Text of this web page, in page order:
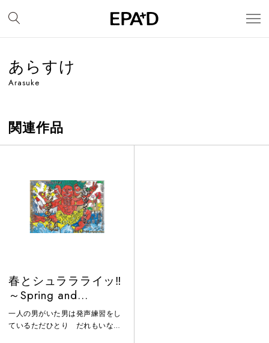
あらすけ
Arasuke
関連作品
春とシュララライッ‼︎
～Spring and
Asuras(not-/mental
sketch modified)～
一人の男がいた男は発声練習をし
ているただひとり だれもいない